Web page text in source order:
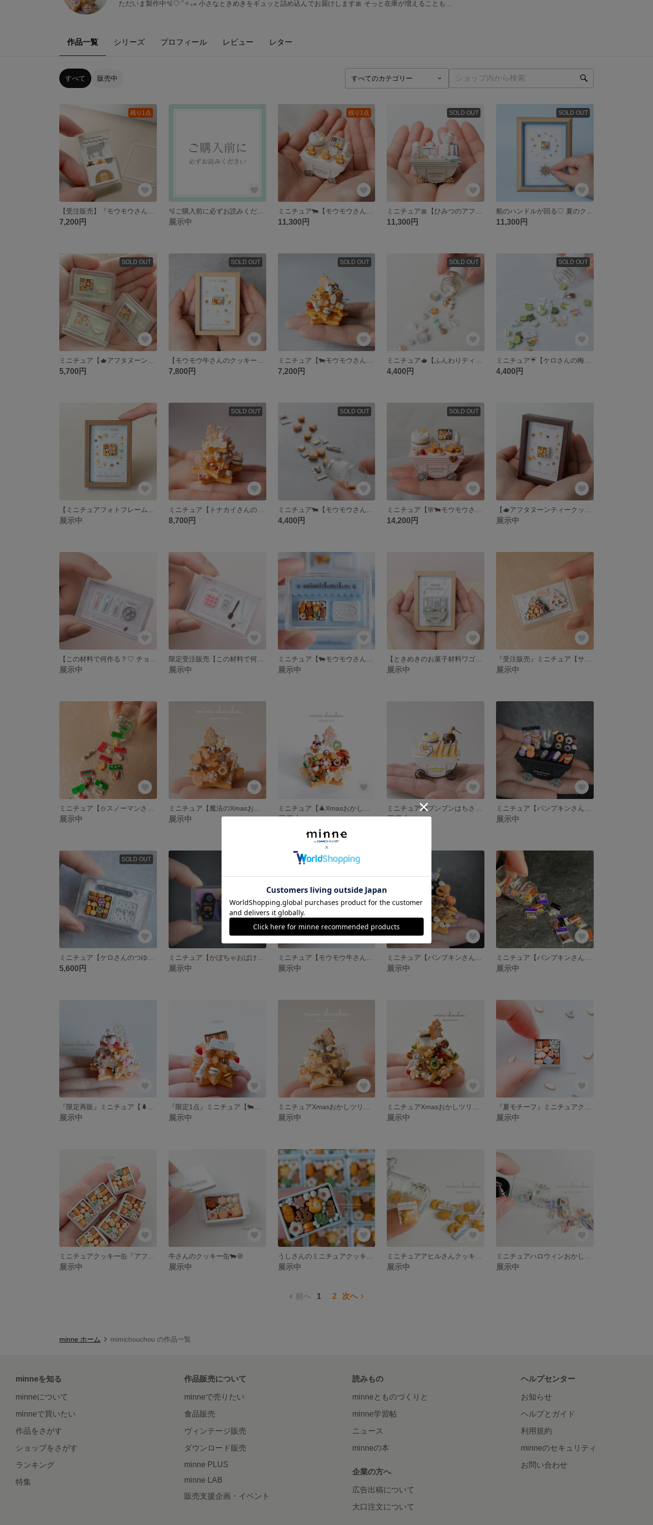
ただいま製作中🫧♡ ˚✧₊⁎ 小さなときめきをギュッと詰め込んでお届けします🎀 そっと在庫が増えることも…
作品一覧 シリーズ プロフィール レビュー レター
すべて 販売中
残り1点
7,200円
🫧ご購入前に必ずお読みください
展示中
残り1点
11,300円
SOLD OUT
11,300円
SOLD OUT
11,300円
SOLD OUT
5,700円
SOLD OUT
7,800円
SOLD OUT
7,200円
SOLD OUT
4,400円
SOLD OUT
4,400円
展示中
SOLD OUT
ミニチュア【トナカイさんのXmasおかしツリー(くまorうさぎ)】
8,700円
SOLD OUT
4,400円
SOLD OUT
14,200円 展示中
展示中
限定受注販売【この材料で何作る？♡ 型&スパチュラセット🧁₊⁎】
展示中 展示中 展示中 展示中
展示中 展示中 展示中 展示中 展示中
SOLD OUT
5,600円 展示中 展示中 展示中 展示中
展示中
『限定1点』ミニチュア【🐄モウモウさんの幻のツリー】〜モウモウさんの洋菓子店シリーズ〜
展示中 展示中 展示中 展示中
展示中
牛さんのクッキー缶🐄🍪
展示中 展示中 展示中 展示中
前へ 1 2 次へ
minne ホーム mimichouchou の作品一覧
minneを知る
minneについて
minneで買いたい
作品をさがす
ショップをさがす
ランキング
特集
作品販売について
minneで売りたい
食品販売
ヴィンテージ販売
ダウンロード販売
minne PLUS
minne LAB
販売支援企画・イベント
読みもの
minneとものづくりと
minne学習帖
ニュース
minneの本
企業の方へ
広告出稿について
大口注文について
ヘルプセンター
お知らせ
ヘルプとガイド
利用規約
minneのセキュリティ
お問い合わせ